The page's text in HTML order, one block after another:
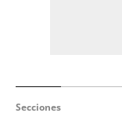
Secciones